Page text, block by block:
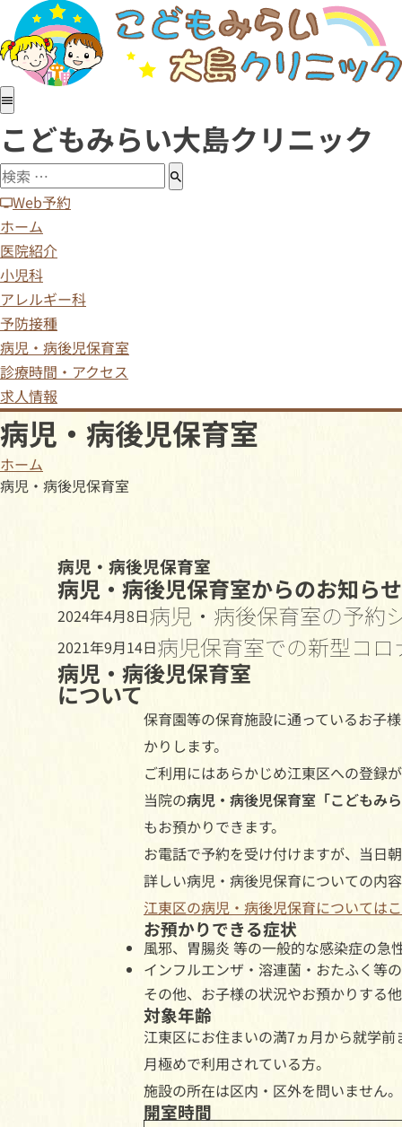
こどもみらい大島クリニック
Web予約
ホーム
医院紹介
小児科
アレルギー科
予防接種
病児・病後児保育室
診療時間・アクセス
求人情報
病児・病後児保育室
ホーム
病児・病後児保育室
病児・病後児保育室
病児・病後児保育室からのお知らせ
2024年4月8日病児・病後保育室の予約
2021年9月14日病児保育室での新型コ
病児・病後児保育室
について
保育園等の保育施設に通っているお子
かりします。
ご利用にはあらかじめ江東区への登録
当院の病児・病後児保育室「こどもみ
もお預かりできます。
お電話で予約を受け付けますが、当日
詳しい病児・病後児保育についての内
江東区の病児・病後児保育については
お預かりできる症状
風邪、胃腸炎 等の一般的な感染症の急
インフルエンザ・溶連菌・おたふく等
その他、お子様の状況やお預かりする
対象年齢
江東区にお住まいの満7ヵ月から就学
月極めで利用されている方。
施設の所在は区内・区外を問いません。
開室時間